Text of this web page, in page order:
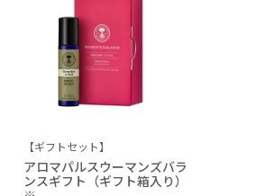
【ギフトセット】
アロマパルスウーマンズバラ
ンスギフト（ギフト箱入り）